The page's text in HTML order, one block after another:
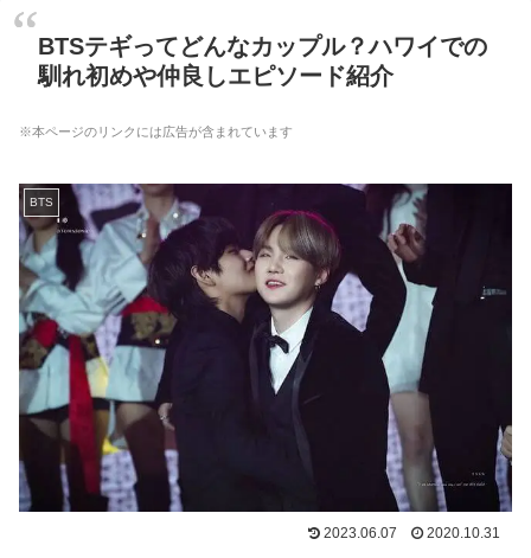
BTSテギってどんなカップル？ハワイでの
馴れ初めや仲良しエピソード紹介
※本ページのリンクには広告が含まれています
BTS
2023.06.07 2020.10.31